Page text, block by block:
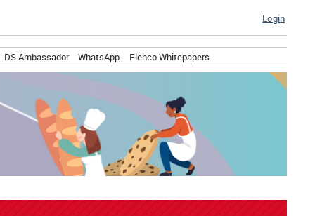
Login
DS Ambassador WhatsApp Elenco Whitepapers